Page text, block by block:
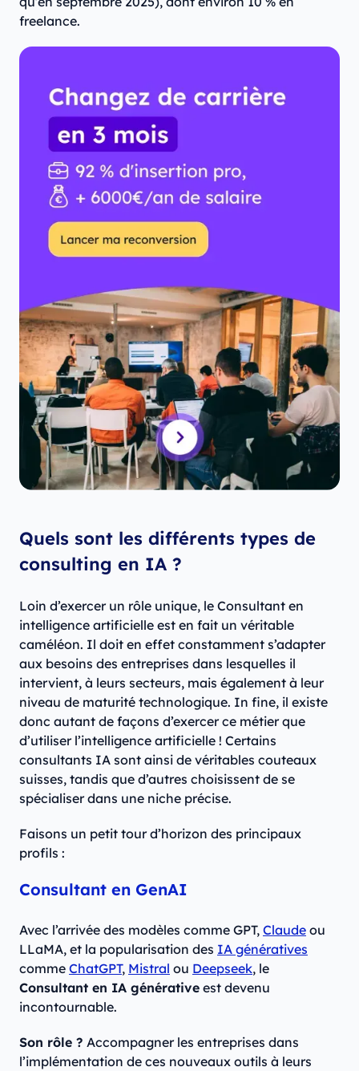
freelance.
Quels sont les différents types de
consulting en IA ?
Loin d’exercer un rôle unique, le Consultant en
intelligence artificielle est en fait un véritable
caméléon. Il doit en effet constamment s’adapter
aux besoins des entreprises dans lesquelles il
intervient, à leurs secteurs, mais également à leur
niveau de maturité technologique. In fine, il existe
donc autant de façons d’exercer ce métier que
d’utiliser l’intelligence artificielle ! Certains
consultants IA sont ainsi de véritables couteaux
suisses, tandis que d’autres choisissent de se
spécialiser dans une niche précise.
Faisons un petit tour d’horizon des principaux
profils :
Consultant en GenAI
Avec l’arrivée des modèles comme GPT, Claude ou
LLaMA, et la popularisation des IA génératives
comme ChatGPT, Mistral ou Deepseek, le
Consultant en IA générative est devenu
incontournable.
Son rôle ? Accompagner les entreprises dans
l’implémentation de ces nouveaux outils à leurs